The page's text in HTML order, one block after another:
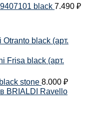
black 7.490 ₽
black (арт.
Frisa black (арт.
stone 8.000 ₽
BRIALDI Ravello